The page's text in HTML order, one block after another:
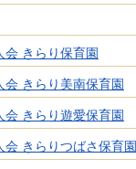
会 きらり保育園
会 きらり美南保育園
会 きらり遊愛保育園
会 きらりつばさ保育園